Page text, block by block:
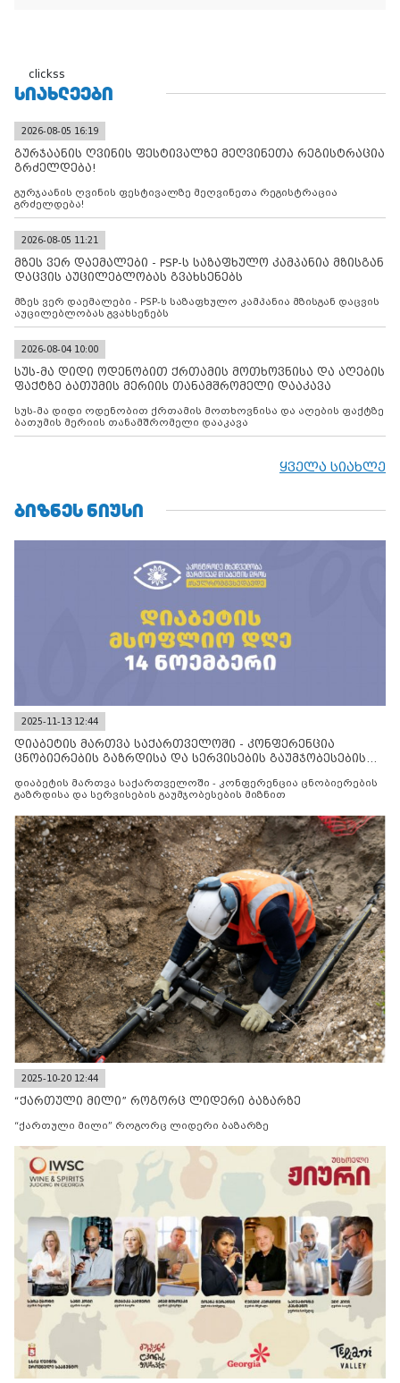
clickss
ᲡᲘᲐᲮᲚᲔᲔᲑᲘ
2026-08-05 16:19
გურჯაანის ღვინის ფესტივალზე მეღვინეთა რეგისტრაცია
გრძელდება!
გურჯაანის ღვინის ფესტივალზე მეღვინეთა რეგისტრაცია
გრძელდება!
2026-08-05 11:21
მზეს ვერ დაემალები - PSP-ს საზაფხულო კამპანია მზისგან
დაცვის აუცილებლობას გვახსენებს
მზეს ვერ დაემალები - PSP-ს საზაფხულო კამპანია მზისგან დაცვის
აუცილებლობას გვახსენებს
2026-08-04 10:00
სუს-მა დიდი ოდენობით ქრთამის მოთხოვნისა და აღების
ფაქტზე ბათუმის მერიის თანამშრომელი დააკავა
სუს-მა დიდი ოდენობით ქრთამის მოთხოვნისა და აღების ფაქტზე
ბათუმის მერიის თანამშრომელი დააკავა
ყველა სიახლე
ᲑᲘᲖᲜᲔᲡ ᲜᲘᲣᲡᲘ
2025-11-13 12:44
დიაბეტის მართვა საქართველოში - კონფერენცია
ცნობიერების გაზრდისა და სერვისების გაუმჯობესების
დიაბეტის მართვა საქართველოში - კონფერენცია ცნობიერების
გაზრდისა და სერვისების გაუმჯობესების მიზნით
2025-10-20 12:44
“ქართული მილი” როგორც ლიდერი ბაზარზე
“ქართული მილი” როგორც ლიდერი ბაზარზე